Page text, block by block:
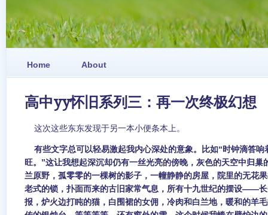
Home About
高中yy怀旧系列三：再一次终极幻想
这次这些东东发现于另一本小便条本上。
有些文字总可以轻易激起我内心深处的意象。比如“时钟滴答响
旺。”这让我想起深沉却仍有一丝光亮的傍晚，灰色的天空中归巢
兰原野，孤零零的一棵树的影子，一幢静静的房屋，院里的无花
老式的锁，扑面而来的古旧家常气息，所有十九世纪的摆设——
报，炉火边打盹的猫，白围裙的女佣，冷肉和白兰地，暖和的羊